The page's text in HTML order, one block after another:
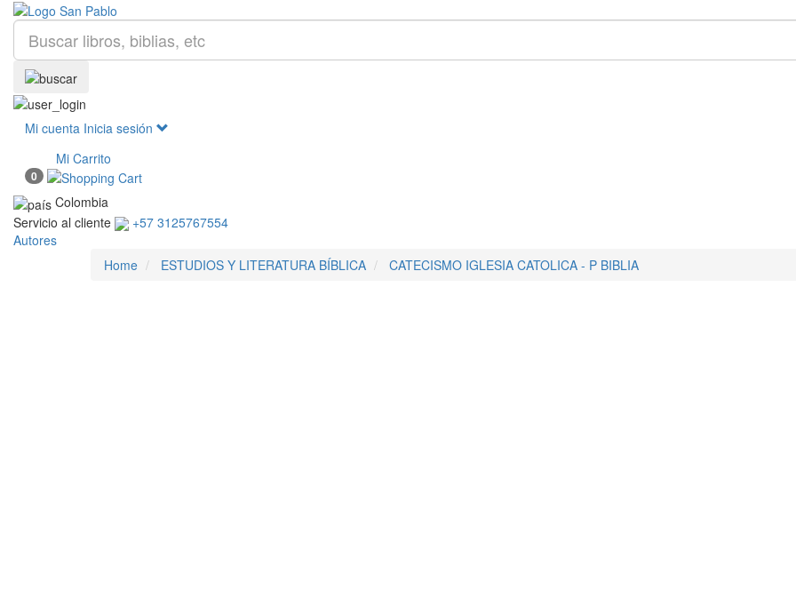
Mi cuenta Inicia sesión
Mi Carrito
0
Colombia
Servicio al cliente
+57 3125767554
Autores
Home
ESTUDIOS Y LITERATURA BÍBLICA CATECISMO IGLESIA CATOLICA - P BIBLIA